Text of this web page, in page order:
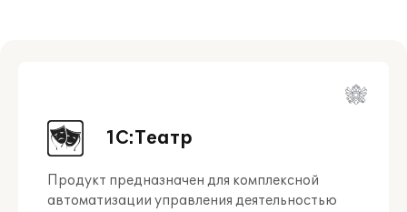
1С:Театр
Продукт предназначен для комплексной
автоматизации управления деятельностью